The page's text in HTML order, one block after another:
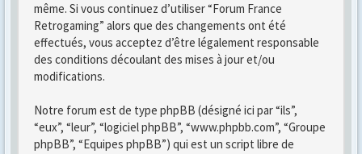
même. Si vous continuez d’utiliser “Forum France
Retrogaming” alors que des changements ont été
effectués, vous acceptez d’être légalement responsable
des conditions découlant des mises à jour et/ou
modifications.
Notre forum est de type phpBB (désigné ici par “ils”,
“eux”, “leur”, “logiciel phpBB”, “www.phpbb.com”, “Groupe
phpBB”, “Equipes phpBB”) qui est un script libre de